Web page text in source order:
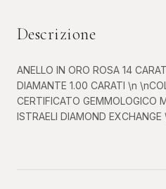
Descrizione
ANELLO IN ORO ROSA 14
DIAMANTE 1.00 CARATI \n
CERTIFICATO GEMMOLOGICO
ISTRAELI DIAMOND